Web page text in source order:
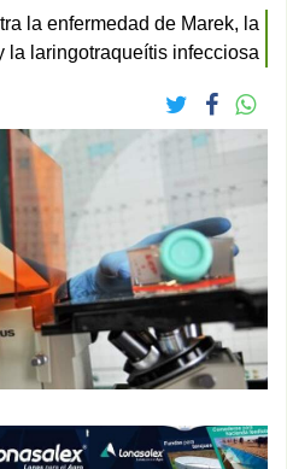
la enfermedad de Marek, la
la laringotraqueítis infecciosa